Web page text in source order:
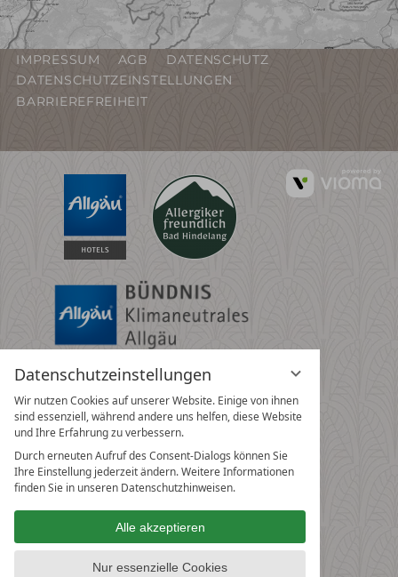
Datenschutzeinstellungen
Wir nutzen Cookies auf unserer Website. Einige von ihnen
sind essenziell, während andere uns helfen, diese Website
und Ihre Erfahrung zu verbessern.
Durch erneuten Aufruf des Consent-Dialogs können Sie
Ihre Einstellung jederzeit ändern. Weitere Informationen
finden Sie in unseren Datenschutzhinweisen.
Alle akzeptieren
Nur essenzielle Cookies
IMPRESSUM AGB
DATENSCHUTZ
DATENSCHUTZEINSTELLUNGEN
BARRIEREFREIHEIT